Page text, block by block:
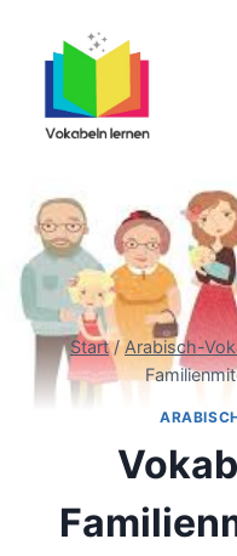
Start / Arabisch-